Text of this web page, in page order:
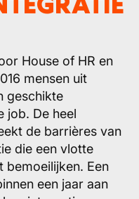
House of HR en
mensen uit
geschikte
job. De heel
de barrières van
die een vlotte
Een
een jaar aan